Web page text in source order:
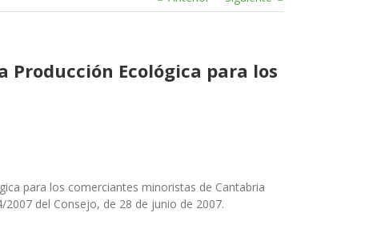
Ecológica para los
para los comerciantes minoristas de Cantabria
del Consejo, de 28 de junio de 2007.